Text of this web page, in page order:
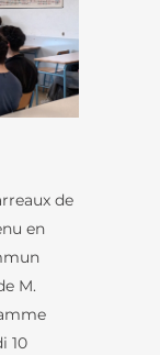
de
en
M.
10